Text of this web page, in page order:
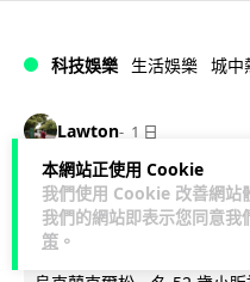
本網站正使用 Cookie
我們使用 Cookie 改善網站
我們的網站即表示您同意我
策 。
科技娛樂 生活娛樂 城中
Lawton 1 日
澤連斯基怒斥俄
追殺烏克蘭小販